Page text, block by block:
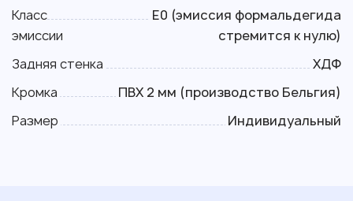
Класс
эмиссии
Е0 (эмиссия формальдегида
стремится к нулю)
Задняя стенка
ХДФ
Кромка
ПВХ 2 мм (производство Бельгия)
Размер
Индивидуальный